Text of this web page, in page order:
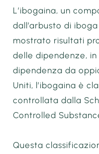
L’ibogaina, un
dall’arbusto di
mostrato risultati
delle dipendenze,
dipendenza da
Uniti, l’ibogaina è
controllata dalla
Controlled
Questa